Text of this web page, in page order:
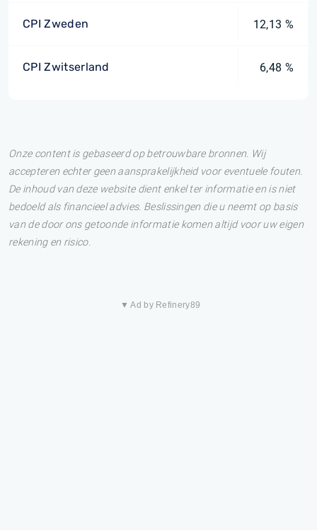
CPI Zweden 12,13 %
CPI Zwitserland 6,48 %
Onze content is gebaseerd op betrouwbare bronnen. Wij
accepteren echter geen aansprakelijkheid voor eventuele fouten.
De inhoud van deze website dient enkel ter informatie en is niet
bedoeld als financieel advies. Beslissingen die u neemt op basis
van de door ons getoonde informatie komen altijd voor uw eigen
rekening en risico.
▼ Ad by Refinery89